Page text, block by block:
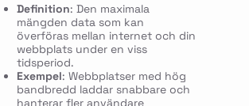
Definition: Den maximala
mängden data som kan
överföras mellan internet och din
webbplats under en viss
tidsperiod.
Exempel: Webbplatser med hög
bandbredd laddar snabbare och
hanterar fler användare